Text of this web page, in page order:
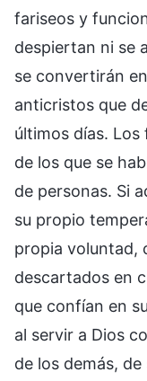
fariseos y
despiertan ni se
se convertirán
anticristos que
últimos días.
de los que se
de personas. Si
su propio
propia voluntad,
descartados en
que confían en
al servir a Dios
de los demás,